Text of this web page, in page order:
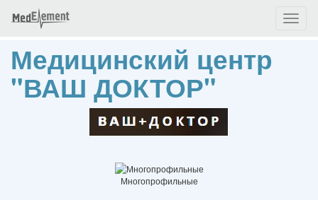
Медицинский центр
"ВАШ ДОКТОР"
Многопрофильные